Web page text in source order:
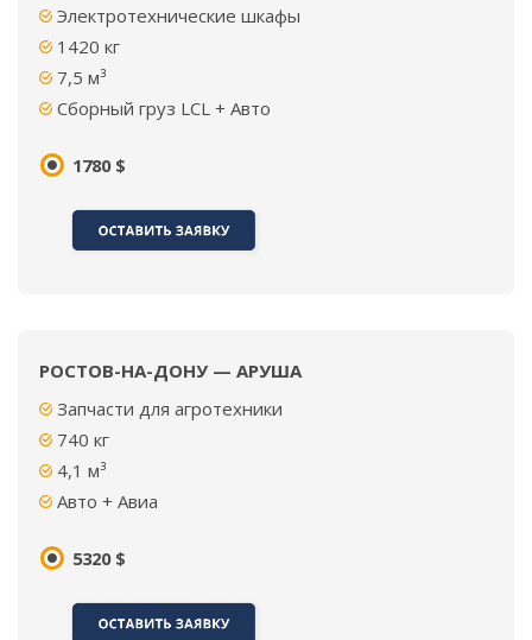
Электротехнические шкафы
1420 кг
7,5 м³
Сборный груз LCL + Авто
1780 $
РОСТОВ-НА-ДОНУ — АРУША
Запчасти для агротехники
740 кг
4,1 м³
Авто + Авиа
5320 $